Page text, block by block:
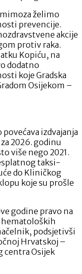
želimo
prevencije.
akcije
protiv raka.
Kopiću, na
dodatno
koje Gradska
Osijekom –
povećava izdvajanja
2026. godinu
više nego 2021.
taksi-
do Kliničkog
koje su prošle
godine pravo na
podsjetivši
Hrvatskoj –
centra Osijek